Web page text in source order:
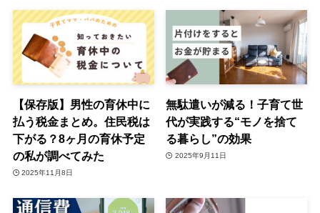
【保存版】男性の育休中に
払う税金まとめ。住民税は
下がる？8ヶ月の育休予定
の私が調べてみた
2025年11月8日
無駄遣いが減る！子育て世
代が実践する“モノを捨て
る暮らし”の効果
2025年9月11日